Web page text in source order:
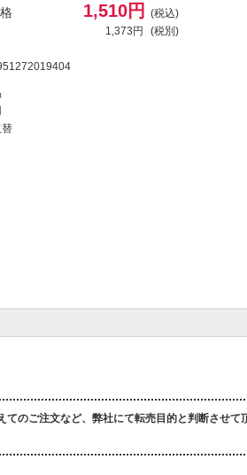
1,510円
(税込)
1,373円
(税別)
替
のご注文など、弊社にて転売目的と判断させ